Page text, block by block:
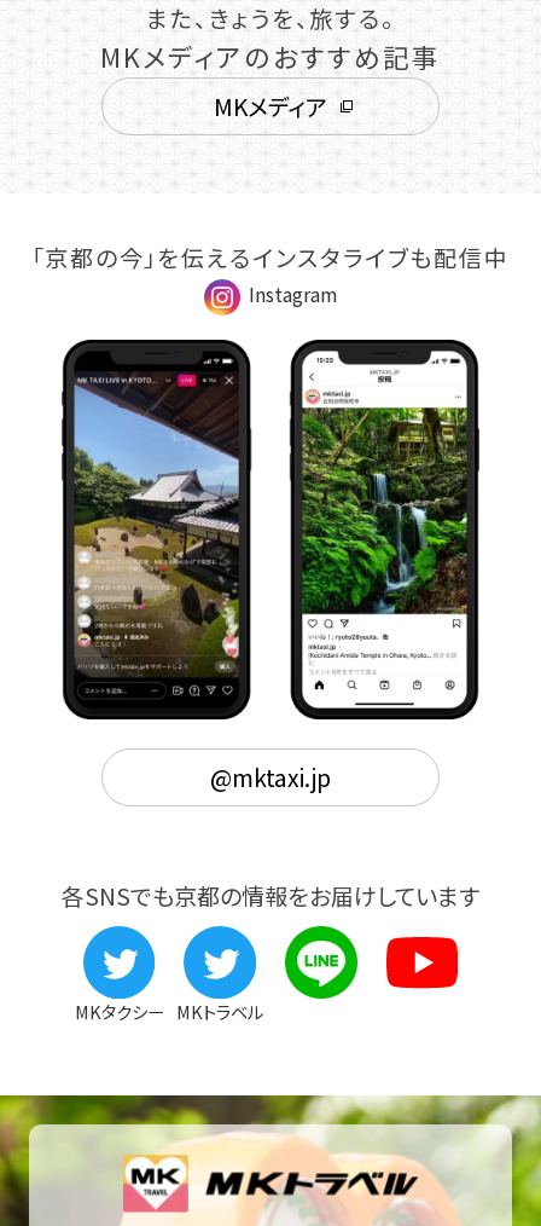
また、きょうを、旅する。
MKメディアのおすすめ記事
MKメディア
「京都の今」を伝えるインスタライブも配信中
Instagram
@mktaxi.jp
各SNSでも京都の情報をお届けしています
MKタクシー MKトラベル